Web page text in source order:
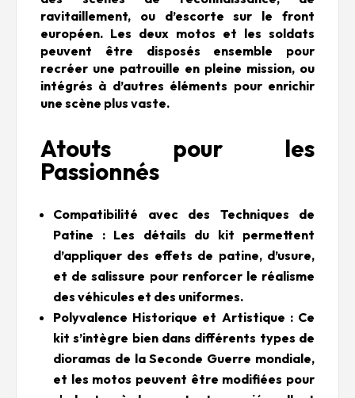
ravitaillement, ou d’escorte sur le front
européen. Les deux motos et les soldats
peuvent être disposés ensemble pour
recréer une patrouille en pleine mission, ou
intégrés à d’autres éléments pour enrichir
une scène plus vaste.
Atouts pour les
Passionnés
Compatibilité avec des Techniques de
Patine : Les détails du kit permettent
d’appliquer des effets de patine, d’usure,
et de salissure pour renforcer le réalisme
des véhicules et des uniformes.
Polyvalence Historique et Artistique : Ce
kit s’intègre bien dans différents types de
dioramas de la Seconde Guerre mondiale,
et les motos peuvent être modifiées pour